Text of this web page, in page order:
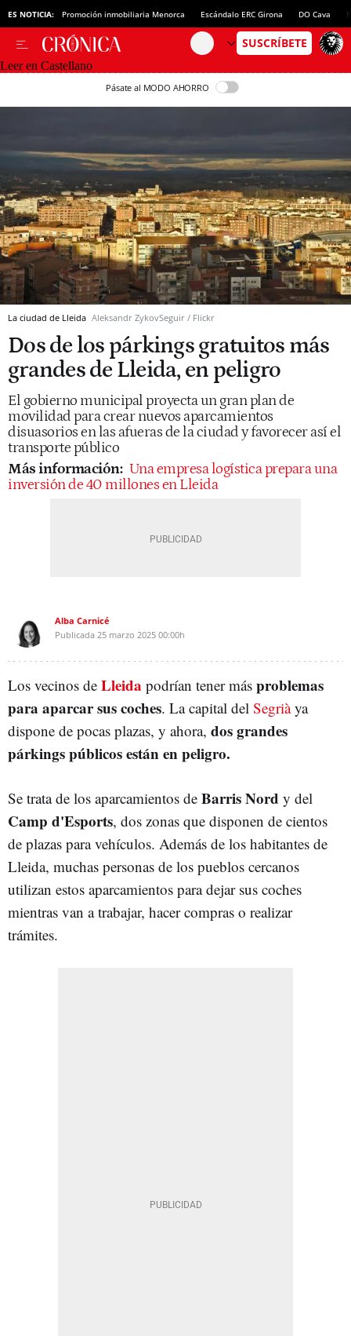
ES NOTICIA: Promoción inmobiliaria Menorca Escándalo ERC Girona DO Cava
Leer en Castellano
Pásate al MODO AHORRO
La ciudad de Lleida Aleksandr ZykovSeguir / Flickr
Dos de los párkings gratuitos más
grandes de Lleida, en peligro
El gobierno municipal proyecta un gran plan de
movilidad para crear nuevos aparcamientos
disuasorios en las afueras de la ciudad y favorecer así el
transporte público
Más información: Una empresa logística prepara una
inversión de 40 millones en Lleida
Alba Carnicé
Publicada 25 marzo 2025 00:00h
Los vecinos de Lleida podrían tener más problemas
para aparcar sus coches. La capital del Segriàya
dispone de pocas plazas, y ahora, dos grandes
párkings públicos están en peligro.
Se trata de los aparcamientos de Barris Nord y del
Camp d'Esports, dos zonas que disponen de cientos
de plazas para vehículos. Además de los habitantes de
Lleida, muchas personas de los pueblos cercanos
utilizan estos aparcamientos para dejar sus coches
mientras van a trabajar, hacer compras o realizar
trámites.